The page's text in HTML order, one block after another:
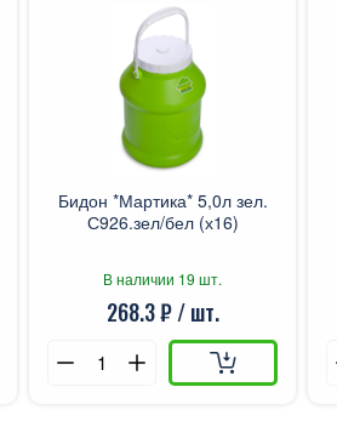
Бидон *Мартика* 5,0л зел.
С926.зел/бел (х16)
В наличии 19 шт.
268.3 ₽ / шт.